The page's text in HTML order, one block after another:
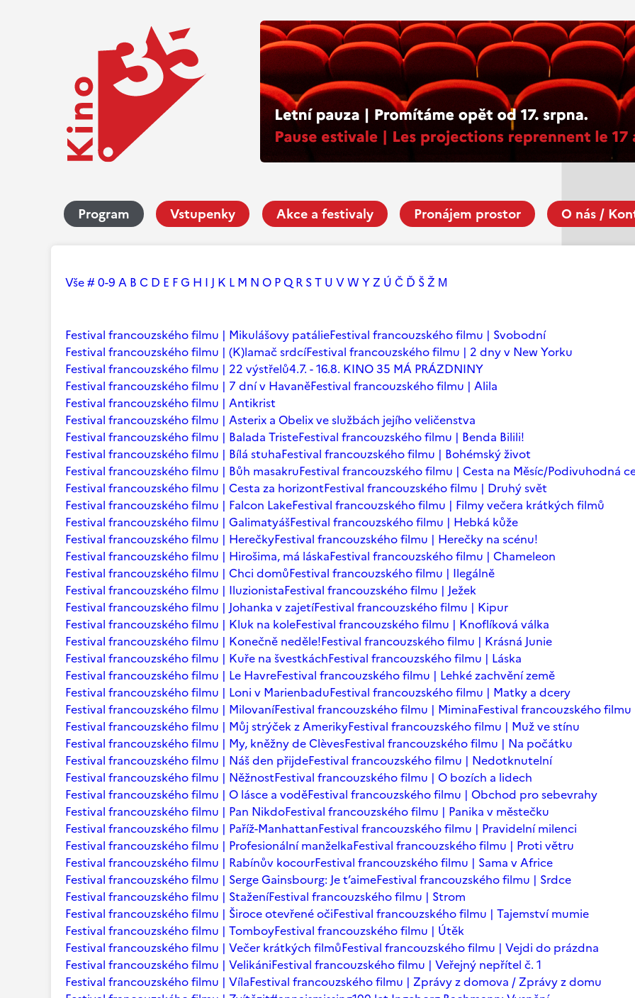
Program Vstupenky Akce a festivaly Pronájem prostor O nás /
Vše# 0-9 A B C D E FG H I J K L M N O PQ R ST U VW YZ Ú Č Ď ŠŽ М
Festival francouzského filmu | Mikulášovy patálieFestival francouzského filmu | Svobodní
Festival francouzského filmu | (K)lamač srdcíFestival francouzského filmu | 2 dny v New Yorku
Festival francouzského filmu | 22 výstřelů4.7. - 16.8. KINO 35 MÁ PRÁZDNINY
Festival francouzského filmu | 7 dní v HavaněFestival francouzského filmu | Alila
Festival francouzského filmu | Antikrist
Festival francouzského filmu | Asterix a Obelix ve službách jejího veličenstva
Festival francouzského filmu | Balada TristeFestival francouzského filmu | Benda Bilili!
Festival francouzského filmu | Bílá stuhaFestival francouzského filmu | Bohémský život
Festival francouzského filmu | Bůh masakruFestival francouzského filmu | Cesta na Měsíc/Podivuhodná
Festival francouzského filmu | Cesta za horizontFestival francouzského filmu | Druhý svět
Festival francouzského filmu | Falcon LakeFestival francouzského filmu | Filmy večera krátkých filmů
Festival francouzského filmu | GalimatyášFestival francouzského filmu | Hebká kůže
Festival francouzského filmu | HerečkyFestival francouzského filmu | Herečky na scénu!
Festival francouzského filmu | Hirošima, má láskaFestival francouzského filmu | Chameleon
Festival francouzského filmu | Chci domůFestival francouzského filmu | Ilegálně
Festival francouzského filmu | IluzionistaFestival francouzského filmu | Ježek
Festival francouzského filmu | Johanka v zajetíFestival francouzského filmu | Kipur
Festival francouzského filmu | Kluk na koleFestival francouzského filmu | Knoflíková válka
Festival francouzského filmu | Konečně neděle!Festival francouzského filmu | Krásná Junie
Festival francouzského filmu | Kuře na švestkáchFestival francouzského filmu | Láska
Festival francouzského filmu | Le HavreFestival francouzského filmu | Lehké zachvění země
Festival francouzského filmu | Loni v MarienbaduFestival francouzského filmu | Matky a dcery
Festival francouzského filmu | MilovaníFestival francouzského filmu | MiminaFestival francouzského
Festival francouzského filmu | Můj strýček z AmerikyFestival francouzského filmu | Muž ve stínu
Festival francouzského filmu | My, kněžny de ClèvesFestival francouzského filmu | Na počátku
Festival francouzského filmu | Náš den přijdeFestival francouzského filmu | Nedotknutelní
Festival francouzského filmu | NěžnostFestival francouzského filmu | O bozích a lidech
Festival francouzského filmu | O lásce a voděFestival francouzského filmu | Obchod pro sebevrahy
Festival francouzského filmu | Pan NikdoFestival francouzského filmu | Panika v městečku
Festival francouzského filmu | Paříž-ManhattanFestival francouzského filmu | Pravidelní milenci
Festival francouzského filmu | Profesionální manželkaFestival francouzského filmu | Proti větru
Festival francouzského filmu | Rabínův kocourFestival francouzského filmu | Sama v Africe
Festival francouzského filmu | Serge Gainsbourg: Je t’aimeFestival francouzského filmu | Srdce
Festival francouzského filmu | StaženíFestival francouzského filmu | Strom
Festival francouzského filmu | Široce otevřené očiFestival francouzského filmu | Tajemství mumie
Festival francouzského filmu | TomboyFestival francouzského filmu | Útěk
Festival francouzského filmu | Večer krátkých filmůFestival francouzského filmu | Vejdi do prázdna
Festival francouzského filmu | VelikániFestival francouzského filmu | Veřejný nepřítel č. 1
Festival francouzského filmu | VílaFestival francouzského filmu | Zprávy z domova / Zprávy z domu